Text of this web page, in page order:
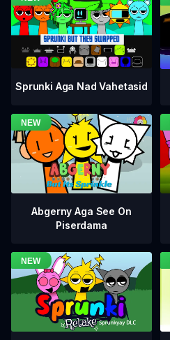
Sprunki Aga Nad Vahetasid
Abgerny Aga See On
Piserdama